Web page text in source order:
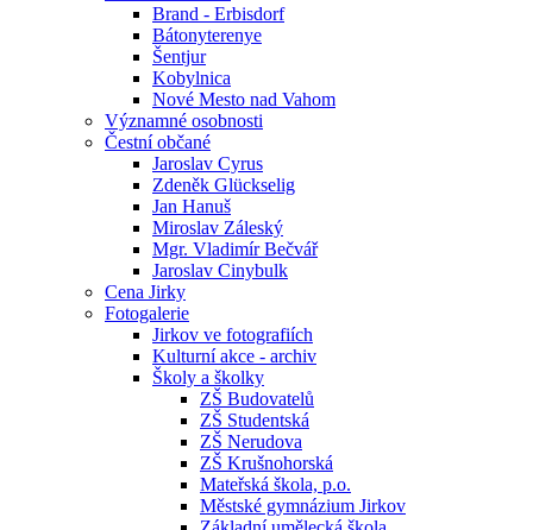
Brand - Erbisdorf
Bátonyterenye
Šentjur
Kobylnica
Nové Mesto nad Vahom
Významné osobnosti
Čestní občané
Jaroslav Cyrus
Zdeněk Glückselig
Jan Hanuš
Miroslav Záleský
Mgr. Vladimír Bečvář
Jaroslav Cinybulk
Cena Jirky
Fotogalerie
Jirkov ve fotografiích
Kulturní akce - archiv
Školy a školky
ZŠ Budovatelů
ZŠ Studentská
ZŠ Nerudova
ZŠ Krušnohorská
Mateřská škola, p.o.
Městské gymnázium Jirkov